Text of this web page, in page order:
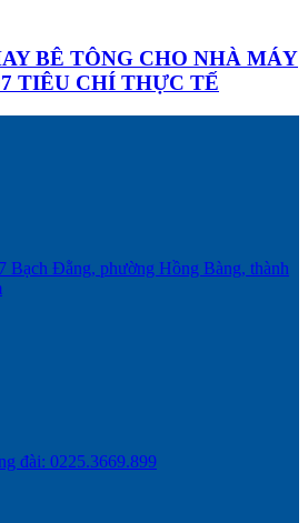
BÊ TÔNG CHO NHÀ MÁY
TIÊU CHÍ THỰC TẾ
Bạch Đằng, phường Hồng Bàng, thành
đài: 0225.3669.899